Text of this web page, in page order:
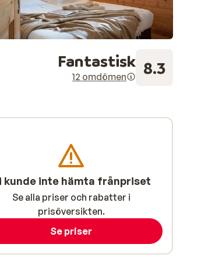
Fantastisk
12 omdömen 8.3
kunde inte hämta frånpriset
Se alla priser och rabatter i
prisöversikten.
Se priser